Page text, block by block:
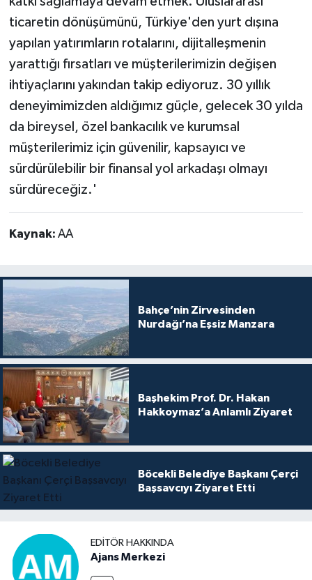
ticaretin dönüşümünü, Türkiye'den yurt dışına
yapılan yatırımların rotalarını, dijitalleşmenin
yarattığı fırsatları ve müşterilerimizin değişen
ihtiyaçlarını yakından takip ediyoruz. 30 yıllık
deneyimimizden aldığımız güçle, gelecek 30 yılda
da bireysel, özel bankacılık ve kurumsal
müşterilerimiz için güvenilir, kapsayıcı ve
sürdürülebilir bir finansal yol arkadaşı olmayı
sürdüreceğiz.'
Kaynak: AA
Bahçe’nin Zirvesinden
Nurdağı’na Eşsiz Manzara
Başhekim Prof. Dr. Hakan
Hakkoymaz’a Anlamlı Ziyaret
Böcekli Belediye Başkanı Çerçi
Başsavcıyı Ziyaret Etti
EDITÖR HAKKINDA
Ajans Merkezi